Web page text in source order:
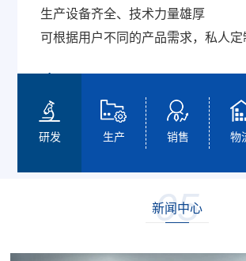
生产设备齐全、技术力量雄厚
可根据用户不同的产品需求，私人定
研发 生产 销售 物
05
新闻中心